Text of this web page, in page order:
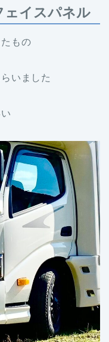
ェイスパネル
もの
いました